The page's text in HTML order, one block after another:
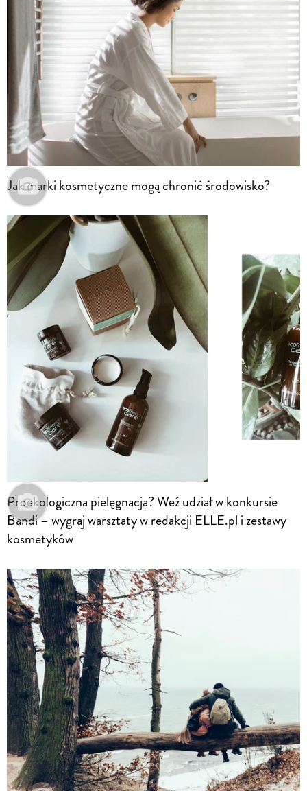
Jak marki kosmetyczne mogą chronić środowisko?
Proekologiczna pielęgnacja? Weź udział w konkursie
Bandi – wygraj warsztaty w redakcji ELLE.pl i zestawy
kosmetyków